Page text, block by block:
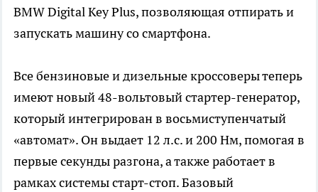
BMW Digital Key Plus, позволяющая отпирать и
запускать машину со смартфона.
Все бензиновые и дизельные кроссоверы теперь
имеют новый 48-вольтовый стартер-генератор,
который интегрирован в восьмиступенчатый
«автомат». Он выдает 12 л.с. и 200 Нм, помогая в
первые секунды разгона, а также работает в
рамках системы старт-стоп. Базовый